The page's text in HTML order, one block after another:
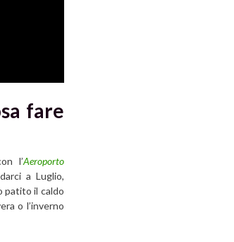
fare
l’Aeroporto
a Luglio,
patito il caldo
o l’inverno